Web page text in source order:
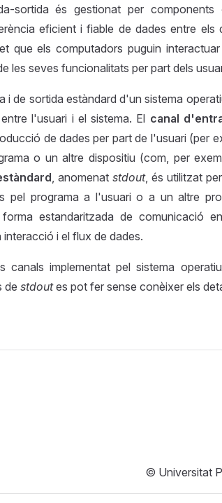
sortida és gestionat per components
eficient i fiable de dades entre els
que els computadors puguin
les seves funcionalitats per part dels
i de sortida estàndard d'un sistema
l'usuari i el sistema. El canal
de dades per part de l'usuari (per
o un altre dispositiu (com, per
, anomenat stdout, és utilitzat
pel programa a l'usuari o a un altre
estandaritzada de comunicació
i el flux de dades.
canals implementat pel sistema
de stdoutes pot fer sense conèixer els
© Universitat